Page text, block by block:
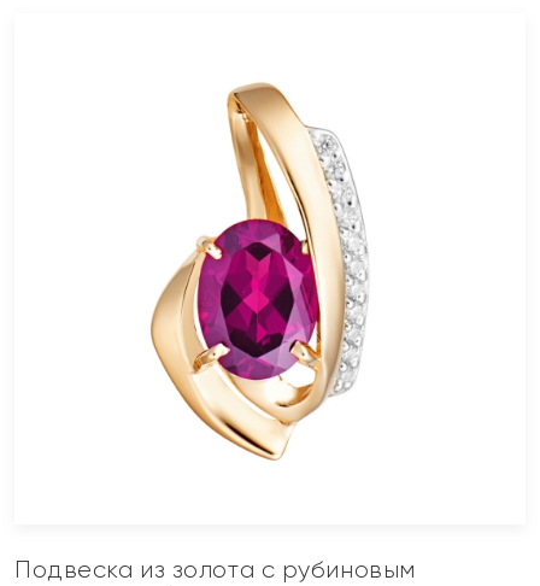
Подвеска из золота с рубиновым